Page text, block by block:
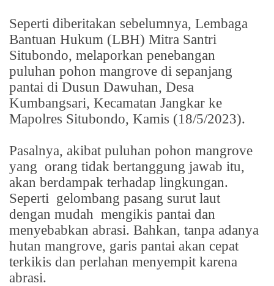
Seperti diberitakan sebelumnya, Lembaga
Bantuan Hukum (LBH) Mitra Santri
Situbondo, melaporkan penebangan
puluhan pohon mangrove di sepanjang
pantai di Dusun Dawuhan, Desa
Kumbangsari, Kecamatan Jangkar ke
Mapolres Situbondo, Kamis (18/5/2023).
Pasalnya, akibat puluhan pohon mangrove
yang orang tidak bertanggung jawab itu,
akan berdampak terhadap lingkungan.
Seperti gelombang pasang surut laut
dengan mudah mengikis pantai dan
menyebabkan abrasi. Bahkan, tanpa adanya
hutan mangrove, garis pantai akan cepat
terkikis dan perlahan menyempit karena
abrasi.